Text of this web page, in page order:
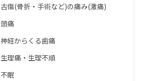
古傷(骨折・手術など)の痛み(激痛)
頭痛
神経からくる歯痛
生理痛・生理不順
不眠